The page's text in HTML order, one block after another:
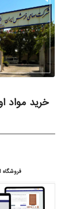
خرید مواد
فروشگاه